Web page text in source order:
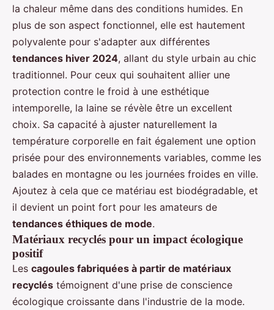
la chaleur même dans des conditions humides. En
plus de son aspect fonctionnel, elle est hautement
polyvalente pour s'adapter aux différentes
tendances hiver 2024, allant du style urbain au chic
traditionnel. Pour ceux qui souhaitent allier une
protection contre le froid à une esthétique
intemporelle, la laine se révèle être un excellent
choix. Sa capacité à ajuster naturellement la
température corporelle en fait également une option
prisée pour des environnements variables, comme les
balades en montagne ou les journées froides en ville.
Ajoutez à cela que ce matériau est biodégradable, et
il devient un point fort pour les amateurs de
tendances éthiques de mode.
Matériaux recyclés pour un impact écologique
positif
Les cagoules fabriquées à partir de matériaux
recyclés témoignent d'une prise de conscience
écologique croissante dans l'industrie de la mode.